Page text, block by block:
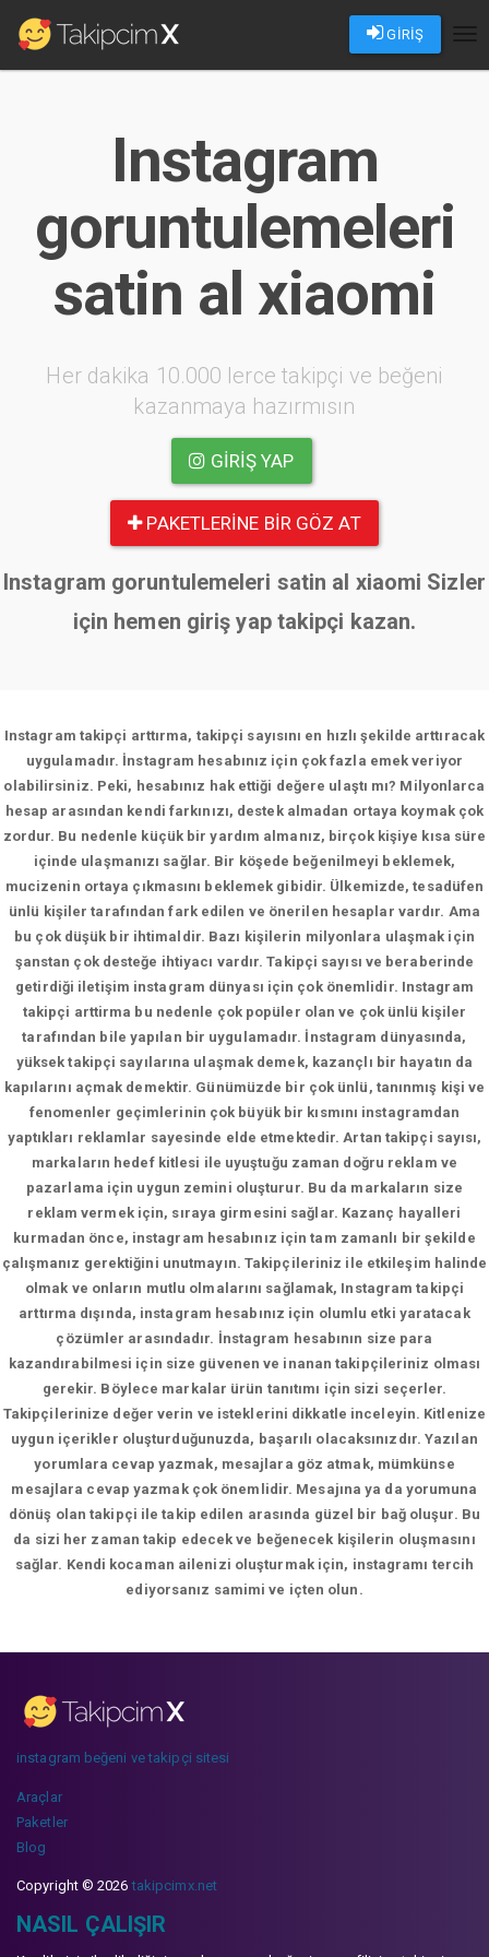
GİRİŞ
Instagram
goruntulemeleri
satin al xiaomi
Her dakika 10.000 lerce takipçi ve beğeni
kazanmaya hazırmısın
GIRIŞ YAP
PAKETLERINE BIR GÖZ AT
Instagram goruntulemeleri satin al xiaomi Sizler
için hemen giriş yap takipçi kazan.
Instagram takipçi arttırma, takipçi sayısını en hızlı şekilde arttıracak
uygulamadır. İnstagram hesabınız için çok fazla emek veriyor
olabilirsiniz. Peki, hesabınız hak ettiği değere ulaştı mı? Milyonlarca
hesap arasından kendi farkınızı, destek almadan ortaya koymak çok
zordur. Bu nedenle küçük bir yardım almanız, birçok kişiye kısa süre
içinde ulaşmanızı sağlar. Bir köşede beğenilmeyi beklemek,
mucizenin ortaya çıkmasını beklemek gibidir. Ülkemizde, tesadüfen
ünlü kişiler tarafından fark edilen ve önerilen hesaplar vardır. Ama
bu çok düşük bir ihtimaldir. Bazı kişilerin milyonlara ulaşmak için
şanstan çok desteğe ihtiyacı vardır. Takipçi sayısı ve beraberinde
getirdiği iletişim instagram dünyası için çok önemlidir. Instagram
takipçi arttirma bu nedenle çok popüler olan ve çok ünlü kişiler
tarafından bile yapılan bir uygulamadır. İnstagram dünyasında,
yüksek takipçi sayılarına ulaşmak demek, kazançlı bir hayatın da
kapılarını açmak demektir. Günümüzde bir çok ünlü, tanınmış kişi ve
fenomenler geçimlerinin çok büyük bir kısmını instagramdan
yaptıkları reklamlar sayesinde elde etmektedir. Artan takipçi sayısı,
markaların hedef kitlesi ile uyuştuğu zaman doğru reklam ve
pazarlama için uygun zemini oluşturur. Bu da markaların size
reklam vermek için, sıraya girmesini sağlar. Kazanç hayalleri
kurmadan önce, instagram hesabınız için tam zamanlı bir şekilde
çalışmanız gerektiğini unutmayın. Takipçileriniz ile etkileşim halinde
olmak ve onların mutlu olmalarını sağlamak, Instagram takipçi
arttırma dışında, instagram hesabınız için olumlu etki yaratacak
çözümler arasındadır. İnstagram hesabının size para
kazandırabilmesi için size güvenen ve inanan takipçileriniz olması
gerekir. Böylece markalar ürün tanıtımı için sizi seçerler.
Takipçilerinize değer verin ve isteklerini dikkatle inceleyin. Kitlenize
uygun içerikler oluşturduğunuzda, başarılı olacaksınızdır. Yazılan
yorumlara cevap yazmak, mesajlara göz atmak, mümkünse
mesajlara cevap yazmak çok önemlidir. Mesajına ya da yorumuna
dönüş olan takipçi ile takip edilen arasında güzel bir bağ oluşur. Bu
da sizi her zaman takip edecek ve beğenecek kişilerin oluşmasını
sağlar. Kendi kocaman ailenizi oluşturmak için, instagramı tercih
ediyorsanız samimi ve içten olun.
instagram beğeni ve takipçi sitesi
Araçlar
Paketler
Blog
Copyright © 2026takipcimx.net
NASIL ÇALIŞIR